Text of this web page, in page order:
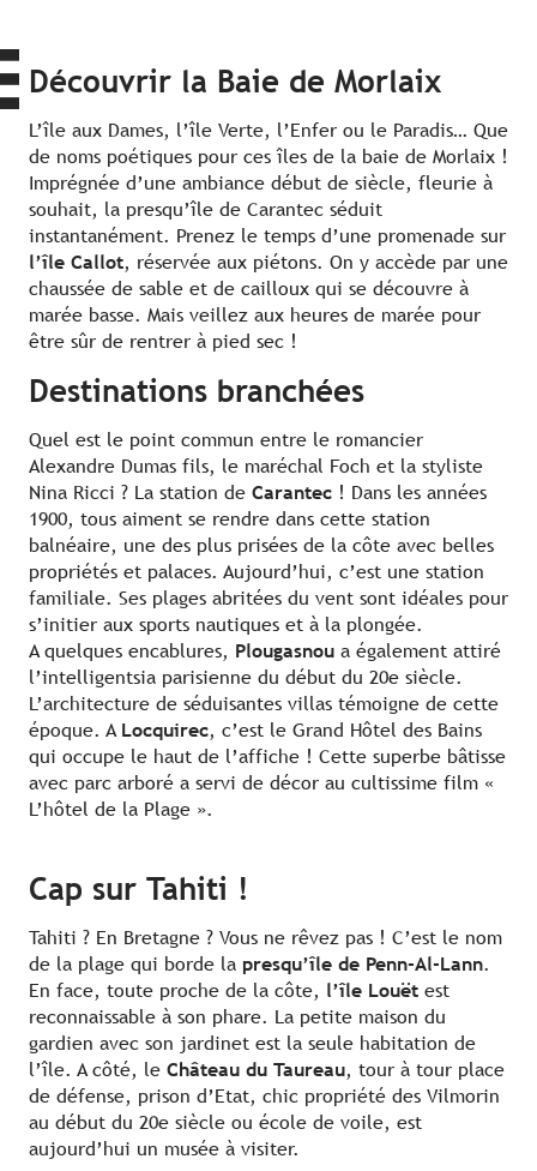
Découvrir la Baie de Morlaix
L’île aux Dames, l’île Verte, l’Enfer ou le Paradis… Que
de noms poétiques pour ces îles de la baie de Morlaix !
Imprégnée d’une ambiance début de siècle, fleurie à
souhait, la presqu’île de Carantec séduit
instantanément. Prenez le temps d’une promenade sur
l’île Callot, réservée aux piétons. On y accède par une
chaussée de sable et de cailloux qui se découvre à
marée basse. Mais veillez aux heures de marée pour
être sûr de rentrer à pied sec !
Destinations branchées
Quel est le point commun entre le romancier
Alexandre Dumas fils, le maréchal Foch et la styliste
Nina Ricci ? La station de Carantec ! Dans les années
1900, tous aiment se rendre dans cette station
balnéaire, une des plus prisées de la côte avec belles
propriétés et palaces. Aujourd’hui, c’est une station
familiale. Ses plages abritées du vent sont idéales pour
s’initier aux sports nautiques et à la plongée.
A quelques encablures, Plougasnou a également attiré
l’intelligentsia parisienne du début du 20e siècle.
L’architecture de séduisantes villas témoigne de cette
époque. A Locquirec, c’est le Grand Hôtel des Bains
qui occupe le haut de l’affiche ! Cette superbe bâtisse
avec parc arboré a servi de décor au cultissime film «
L’hôtel de la Plage ».
Cap sur Tahiti !
Tahiti ? En Bretagne ? Vous ne rêvez pas ! C’est le nom
de la plage qui borde la presqu’île de Penn-Al-Lann.
En face, toute proche de la côte, l’île Louët est
reconnaissable à son phare. La petite maison du
gardien avec son jardinet est la seule habitation de
l’île. A côté, le Château du Taureau, tour à tour place
de défense, prison d’Etat, chic propriété des Vilmorin
au début du 20e siècle ou école de voile, est
aujourd’hui un musée à visiter.